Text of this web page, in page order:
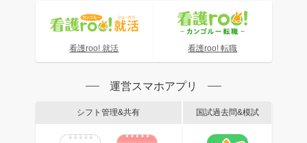
看護roo! 就活 看護roo! 転職
運営スマホアプリ
シフト管理&共有 国試過去問&模試